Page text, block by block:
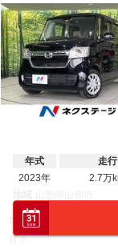
年式
2023年
走行
2.7万
ローンご利用時
月々